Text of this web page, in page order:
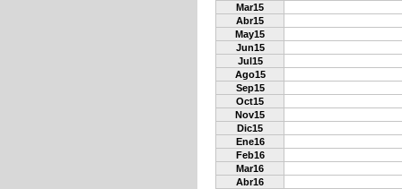
Mar15
Abr15
May15
Jun15
Jul15
Ago15
Sep15
Oct15
Nov15
Dic15
Ene16
Feb16
Mar16
Abr16